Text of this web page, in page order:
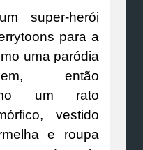
super-herói
para a
uma paródia
então
um rato
vestido
e roupa